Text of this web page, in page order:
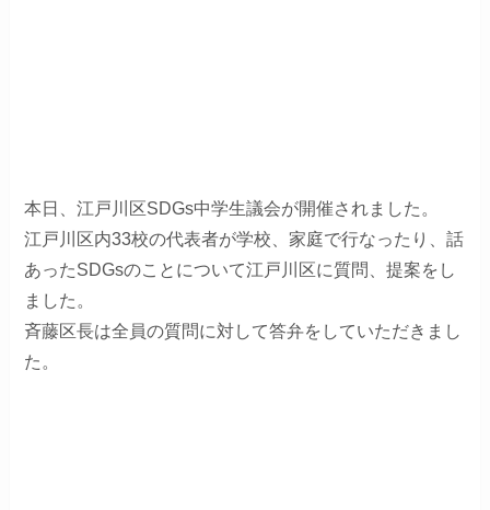
本日、江戸川区SDGs中学生議会が開催されました。
江戸川区内33校の代表者が学校、家庭で行なったり、話
あったSDGsのことについて江戸川区に質問、提案をし
ました。
斉藤区長は全員の質問に対して答弁をしていただきまし
た。